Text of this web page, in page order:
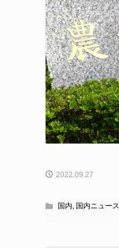
2022.09.27
国内 国内ニュース